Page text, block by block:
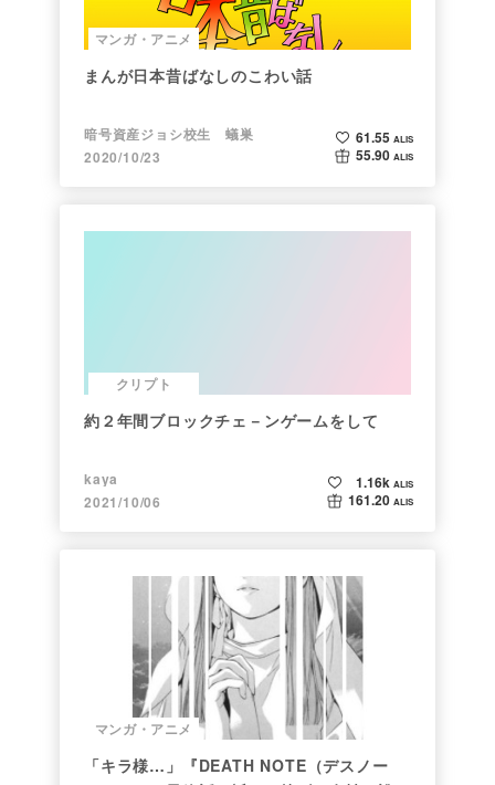
マンガ・アニメ
まんが日本昔ばなしのこわい話
暗号資産ジョシ校生 蟻巣
2020/10/23
61.55 ALIS
55.90 ALIS
クリプト
約２年間ブロックチェ－ンゲームをして
kaya
2021/10/06
1.16k ALIS
161.20 ALIS
マンガ・アニメ
「キラ様…」『DEATH NOTE（デスノー